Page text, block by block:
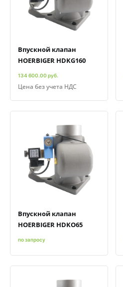
Быстрый просмотрДобавить к сравнению
Добавить в избранное
Впускной клапан
HOERBIGER HDKG160
134 600.00 руб.
Цена без учета НДС
Быстрый просмотрДобавить к сравнению
Добавить в избранное
Впускной клапан
HOERBIGER HDKO65
по запросу